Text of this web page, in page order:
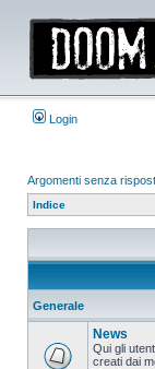
Login
Argomenti senza
Indice
Generale
News
Qui gli
creati dai